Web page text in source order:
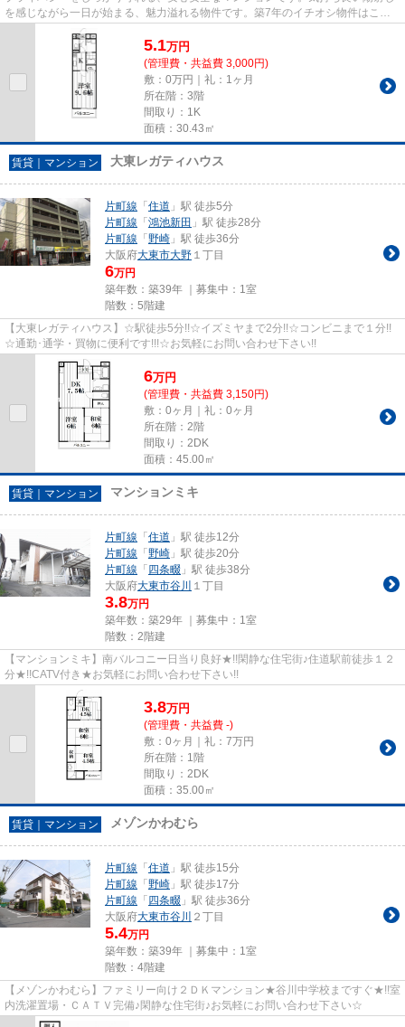
を感じながら一日が始まる、魅力溢れる物件です。築7年のイチオシ物件はこち
らです。大東市エリアと片町線...
5.1万円
(管理費・共益費 3,000円)
敷：0万円｜礼：1ヶ月
所在階：3階
間取り：1K
面積：30.43㎡
賃貸｜マンション 大東レガティハウス
片町線 「 住道 」駅 徒歩5分
片町線 「 鴻池新田 」駅 徒歩28分
片町線 「 野崎 」駅 徒歩36分
大阪府大東市大野 １丁目
6万円
築年数：築39年 ｜募集中： 1室
階数：5階建
【大東レガティハウス】☆駅徒歩5分!!☆イズミヤまで2分!!☆コンビニまで１分!!
☆通勤･通学・買物に便利です!!!☆お気軽にお問い合わせ下さい!!
6万円
(管理費・共益費 3,150円)
敷：0ヶ月｜礼：0ヶ月
所在階：2階
間取り：2DK
面積：45.00㎡
賃貸｜マンション マンションミキ
片町線 「 住道 」駅 徒歩12分
片町線 「 野崎 」駅 徒歩20分
片町線 「 四条畷 」駅 徒歩38分
大阪府大東市谷川 １丁目
3.8万円
築年数：築29年 ｜募集中： 1室
階数：2階建
【マンションミキ】南バルコニー日当り良好★!!閑静な住宅街♪住道駅前徒歩１２
分★!!CATV付き★お気軽にお問い合わせ下さい!!
3.8万円
(管理費・共益費 -)
敷：0ヶ月｜礼：7万円
所在階：1階
間取り：2DK
面積：35.00㎡
賃貸｜マンション メゾンかわむら
片町線 「 住道 」駅 徒歩15分
片町線 「 野崎 」駅 徒歩17分
片町線 「 四条畷 」駅 徒歩36分
大阪府大東市谷川 ２丁目
5.4万円
築年数：築39年 ｜募集中： 1室
階数：4階建
【メゾンかわむら】ファミリー向け２ＤＫマンション★谷川中学校まですぐ★!!室
内洗濯置場・ＣＡＴＶ完備♪閑静な住宅街♪お気軽にお問い合わせ下さい☆